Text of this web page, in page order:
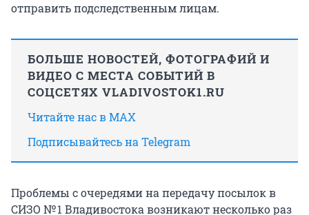
отправить подследственным лицам.
БОЛЬШЕ НОВОСТЕЙ, ФОТОГРАФИЙ И
ВИДЕО С МЕСТА СОБЫТИЙ В
СОЦСЕТЯХ VLADIVOSTOK1.RU
Читайте нас в MAX
Подписывайтесь на Telegram
Проблемы с очередями на передачу посылок в
СИЗО № 1 Владивостока возникают несколько раз